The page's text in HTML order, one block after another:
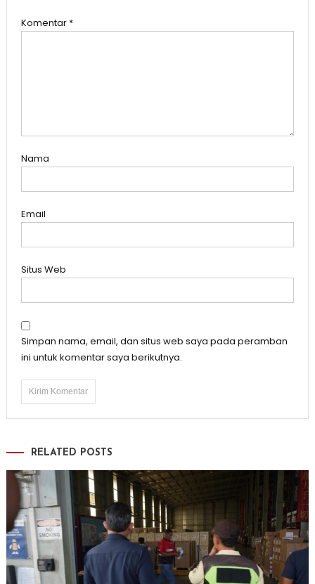
Komentar *
Nama
Email
Situs Web
Simpan nama, email, dan situs web saya pada peramban
ini untuk komentar saya berikutnya.
RELATED POSTS